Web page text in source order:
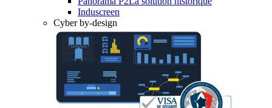
Induscreen
Cyber by-design